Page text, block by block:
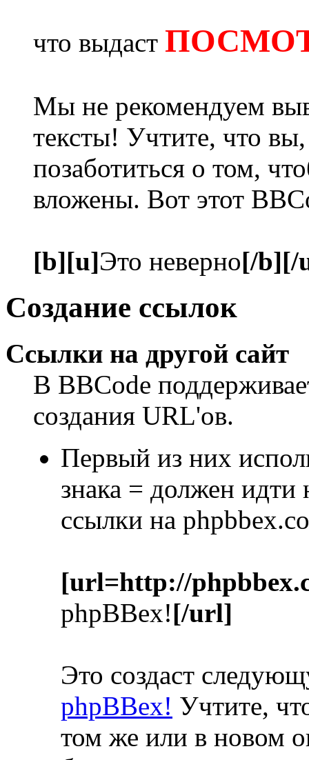
что выдаст
Мы не рекомендуем
тексты! Учтите, что
позаботиться о том,
вложены. Вот этот
[b][u]Это неверно[/b][/
Создание ссылок
Ссылки на другой сайт
В BBCode
создания URL'ов.
Первый из них
знака = должен
ссылки на
[url=http://
phpBBex![/url]
Это создаст
phpBBex! Учтите,
том же или в новом